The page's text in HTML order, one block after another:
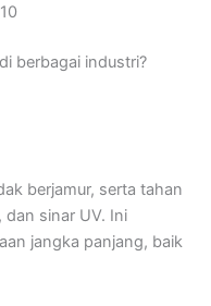
berbagai industri?
berjamur, serta tahan
dan sinar UV. Ini
jangka panjang, baik